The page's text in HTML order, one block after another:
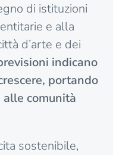
di istituzioni
e alla
d’arte e dei
indicano
portando
comunità
sostenibile,